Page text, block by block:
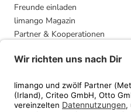
Freunde einladen
limango Magazin
Partner & Kooperationen
Presse